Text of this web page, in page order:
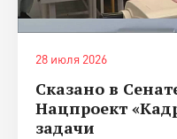
28 июля 2026
Сказано в
Нацпроект
задачи